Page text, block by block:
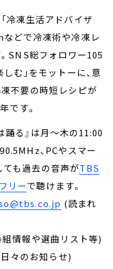
冷凍生活アドバイザ
どで冷凍術や冷凍レ
SNS総フォロワー105
む」をモットーに、意
不要の時短レシピが
です。
踊る』は月～木の11:00
、PCやスマー
ても過去の音声がTBS
リーで聴けます。
(読まれ
情報や選曲リスト等)
々のお知らせ)